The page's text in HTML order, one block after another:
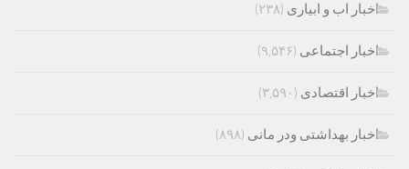
اخبار اب و ابیاری (۲۳۸)
اخبار اجتماعی (۹,۵۴۶)
اخبار اقتصادی (۳,۵۹۰)
اخبار بهداشتی ودر مانی (۸۹۸)